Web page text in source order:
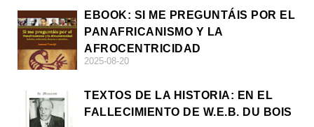
EBOOK: SI ME PREGUNTÁIS POR EL
PANAFRICANISMO Y LA
AFROCENTRICIDAD
2025-08-20
TEXTOS DE LA HISTORIA: EN EL
FALLECIMIENTO DE W.E.B. DU BOIS